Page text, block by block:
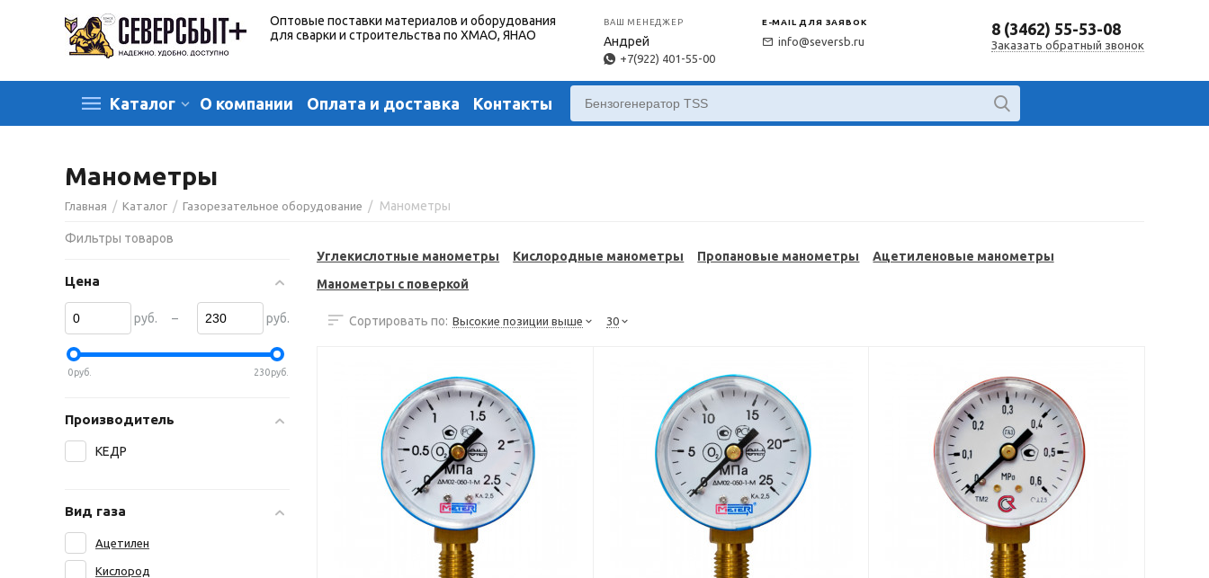
Оптовые поставки материалов и оборудования
для сварки и строительства по ХМАО, ЯНАО
ВАШ МЕНЕДЖЕР
Андрей
+7(922) 401-55-00
E-MAIL ДЛЯ ЗАЯВОК
info@seversb.ru
8 (3462) 55-53-08
Заказать обратный звонок
Каталог О компании Оплата и доставка Контакты
Манометры
Главная / Каталог / Газорезательное оборудование / Манометры
Углекислотные манометры Кислородные манометры Пропановые манометры
Ацетиленовые манометры
Манометры с поверкой
Сортировать по: Высокие позиции выше 30
Фильтры товаров
Цена
руб. – руб.
0руб. 230руб.
Производитель
КЕДР
Вид газа
Ацетилен
Кислород